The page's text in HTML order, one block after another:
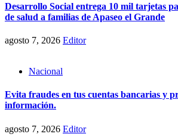
Desarrollo Social entrega 10 mil tarjetas
de salud a familias de Apaseo el Grande
agosto 7, 2026 Editor
Nacional
Evita fraudes en tus cuentas bancarias y
información.
agosto 7, 2026 Editor